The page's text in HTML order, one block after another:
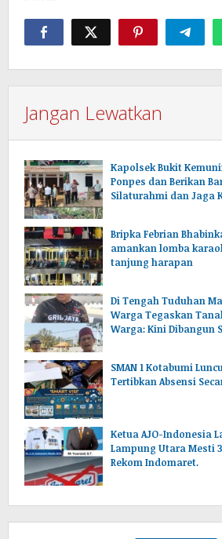
Jangan Lewatkan
Kapolsek Bukit
Ponpes dan Berikan
Silaturahmi dan Jaga
Bripka Febrian
amankan lomba
tanjung harapan
Di Tengah Tuduhan
Warga Tegaskan
Warga: Kini Dibangun
SMAN 1 Kotabumi
Tertibkan Absensi
Ketua AJO-Indonesia
Lampung Utara Mesti
Rekom Indomaret.